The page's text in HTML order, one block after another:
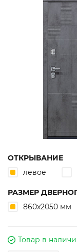
ОТКРЫВАНИЕ
левое
РАЗМЕР
860х2050 мм
Товар в